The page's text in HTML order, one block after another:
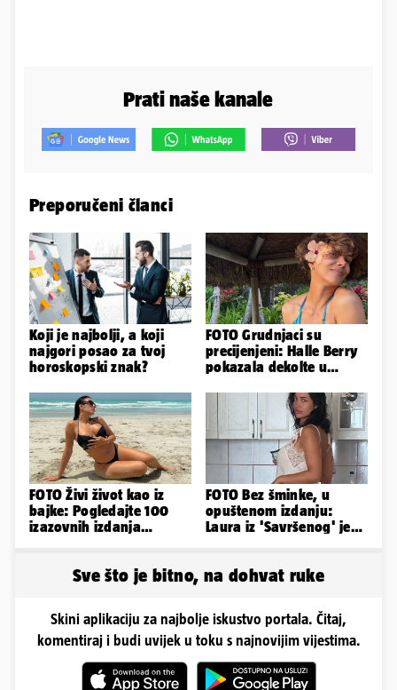
Prati naše kanale
Preporučeni članci
Koji je najbolji, a koji
najgori posao za tvoj
horoskopski znak?
FOTO Grudnjaci su
precijenjeni: Halle Berry
pokazala dekolte u
FOTO Živi život kao iz
bajke: Pogledajte 100
izazovnih izdanja
FOTO Bez šminke, u
opuštenom izdanju:
Laura iz 'Savršenog' je
Sve što je bitno, na dohvat ruke
Skini aplikaciju za najbolje iskustvo portala. Čitaj,
komentiraj i budi uvijek u toku s najnovijim vijestima.